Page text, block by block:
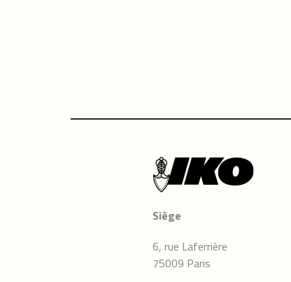
Siège
6, rue Laferrière
75009 Paris